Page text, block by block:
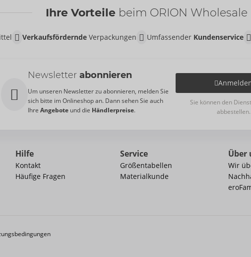
Ihre Vorteile beim ORION Wholesale
VerkaufsförderndeVerpackungen Umfassender Kundenservice
Newsletter abonnieren
Um unseren Newsletter zu abonnieren, melden Sie
sich bitte im Onlineshop an. Dann sehen Sie auch
Ihre Angebote und die Händlerpreise.
Sie können den
abbestellen.
Hilfe
Kontakt
Häufige Fragen
Service
Größentabellen
Materialkunde
Über
Wir